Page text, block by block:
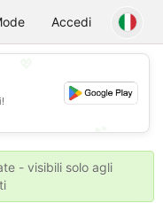
Accedi
💕
- visibili solo agli